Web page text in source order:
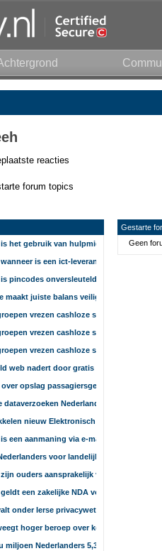
reacties
forum topics
het gebruik van hulpmiddelen om
is een ict-leverancier een
pincodes onversleuteld opslaan
maakt juiste balans veiligheid-privacy
vrezen cashloze samenleving
vrezen cashloze samenleving
vrezen cashloze samenleving
web nadert door gratis SSL-certificaten
opslag passagiersgegevens
Nederlandse overheid
nieuw Elektronisch Patiënten
een aanmaning via e-mail wel legaal?
voor landelijke DNA-database
ouders aansprakelijk voor downloads
een zakelijke NDA voor
onder Ierse privacywetgeving
hoger beroep over kentekenparkeren
miljoen Nederlanders 5,3 miljard euro
Gestarte
Geen